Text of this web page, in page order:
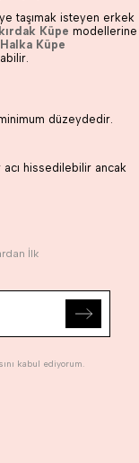
taşımak isteyen erkek
Küpe modellerine
Küpe
düzeydedir.
acı hissedilebilir ancak
İlk
kabul ediyorum.